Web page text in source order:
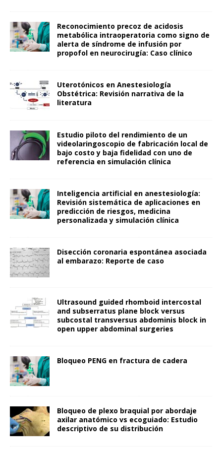
Reconocimiento precoz de acidosis
metabólica intraoperatoria como signo de
alerta de síndrome de infusión por
propofol en neurocirugía: Caso clínico
Uterotónicos en Anestesiología
Obstétrica: Revisión narrativa de la
literatura
Estudio piloto del rendimiento de un
videolaringoscopio de fabricación local de
bajo costo y baja fidelidad con uno de
referencia en simulación clínica
Inteligencia artificial en anestesiología:
Revisión sistemática de aplicaciones en
predicción de riesgos, medicina
personalizada y simulación clínica
Disección coronaria espontánea asociada
al embarazo: Reporte de caso
Ultrasound guided rhomboid intercostal
and subserratus plane block versus
subcostal transversus abdominis block in
open upper abdominal surgeries
Bloqueo PENG en fractura de cadera
Bloqueo de plexo braquial por abordaje
axilar anatómico vs ecoguiado: Estudio
descriptivo de su distribución